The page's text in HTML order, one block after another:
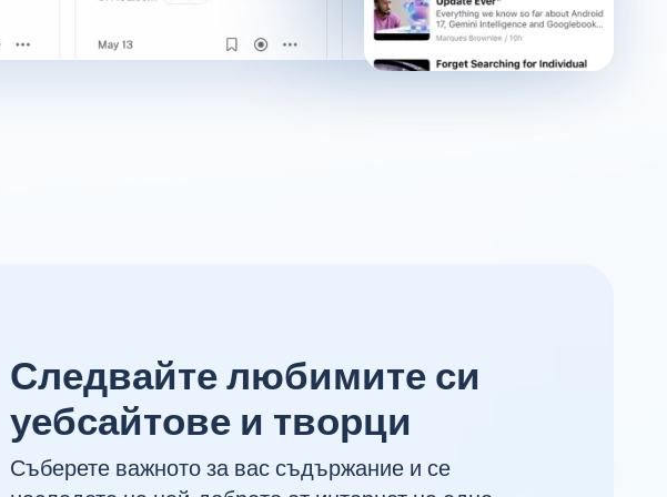
Следвайте любимите си
уебсайтове и творци
Съберете важното за вас съдържание и се